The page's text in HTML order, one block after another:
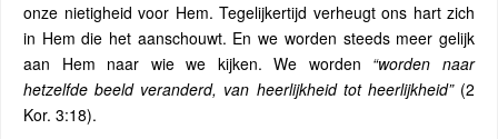
onze nietigheid voor Hem. Tegelijkertijd verheugt ons hart zich
in Hem die het aanschouwt. En we worden steeds meer gelijk
aan Hem naar wie we kijken. We worden “worden naar
hetzelfde beeld veranderd, van heerlijkheid tot heerlijkheid”(2
Kor. 3:18).